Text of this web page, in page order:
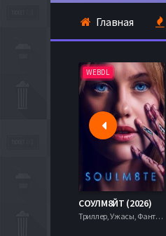
Главная
WEBDL
СОУЛМ8ЙТ (2026)
Триллер, Ужасы, Фантастика,